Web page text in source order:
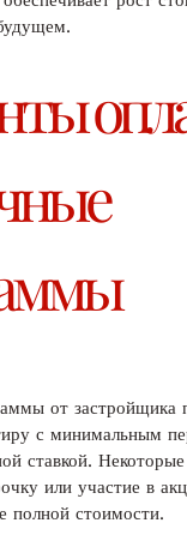
от застройщика
с минимальным
ставкой.
или участие в
полной стоимости.